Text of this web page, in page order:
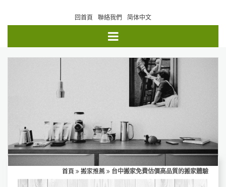
回首頁 聯絡我們 简体中文
首頁 搬家推薦 台中搬家免費估價高品質的搬家體驗